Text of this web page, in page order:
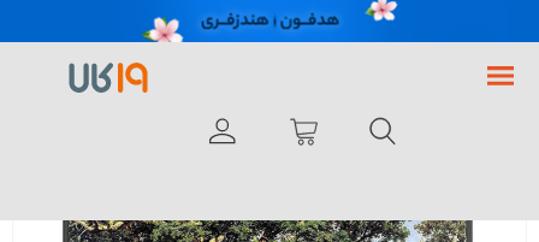
لوازم خانگی صوتی و تصویری